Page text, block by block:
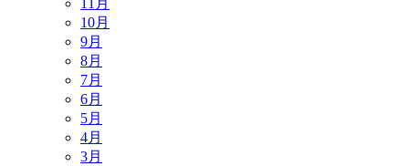
11月
10月
9月
8月
7月
6月
5月
4月
3月